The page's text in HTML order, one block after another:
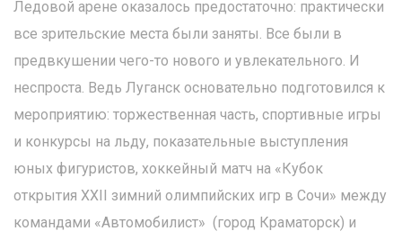
Ледовой арене оказалось предостаточно: практически
все зрительские места были заняты. Все были в
предвкушении чего-то нового и увлекательного. И
неспроста. Ведь Луганск основательно подготовился к
мероприятию: торжественная часть, спортивные игры
и конкурсы на льду, показательные выступления
юных фигуристов, хоккейный матч на «Кубок
открытия XXII зимний олимпийских игр в Сочи» между
командами «Автомобилист» (город Краматорск) и